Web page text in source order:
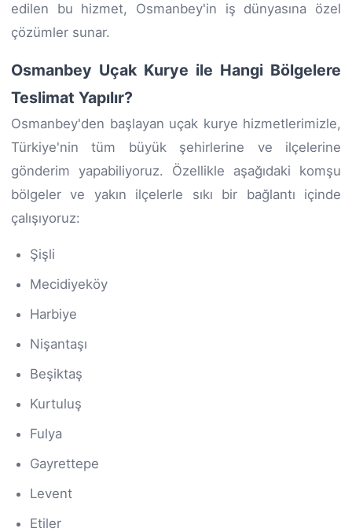
edilen bu hizmet, Osmanbey'in iş dünyasına özel
çözümler sunar.
Osmanbey Uçak Kurye ile Hangi Bölgelere
Teslimat Yapılır?
Osmanbey'den başlayan uçak kurye hizmetlerimizle,
Türkiye'nin tüm büyük şehirlerine ve ilçelerine
gönderim yapabiliyoruz. Özellikle aşağıdaki komşu
bölgeler ve yakın ilçelerle sıkı bir bağlantı içinde
çalışıyoruz:
Şişli
Mecidiyeköy
Harbiye
Nişantaşı
Beşiktaş
Kurtuluş
Fulya
Gayrettepe
Levent
Etiler